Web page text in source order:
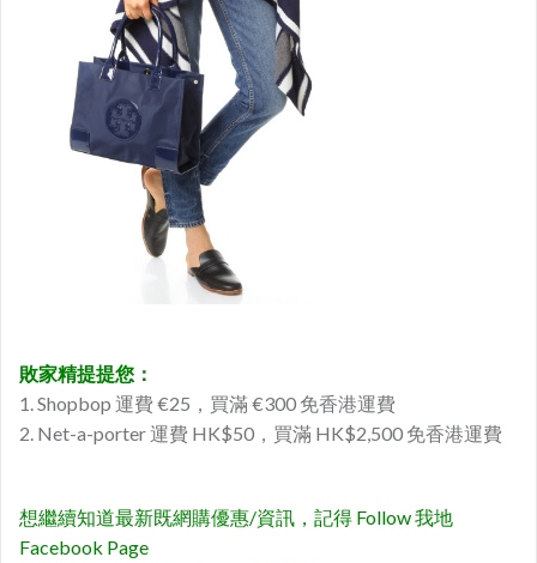
敗家精提提您：
1. Shopbop 運費 €25，買滿 €300 免香港運費
2. Net-a-porter 運費 HK$50，買滿 HK$2,500 免香港運費
想繼續知道最新既網購優惠/資訊，記得 Follow 我地
Facebook Page